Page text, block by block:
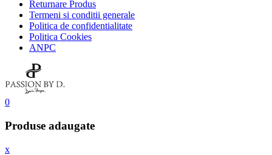
Returnare Produs
Termeni si conditii generale
Politica de confidentialitate
Politica Cookies
ANPC
0
Produse adaugate
x